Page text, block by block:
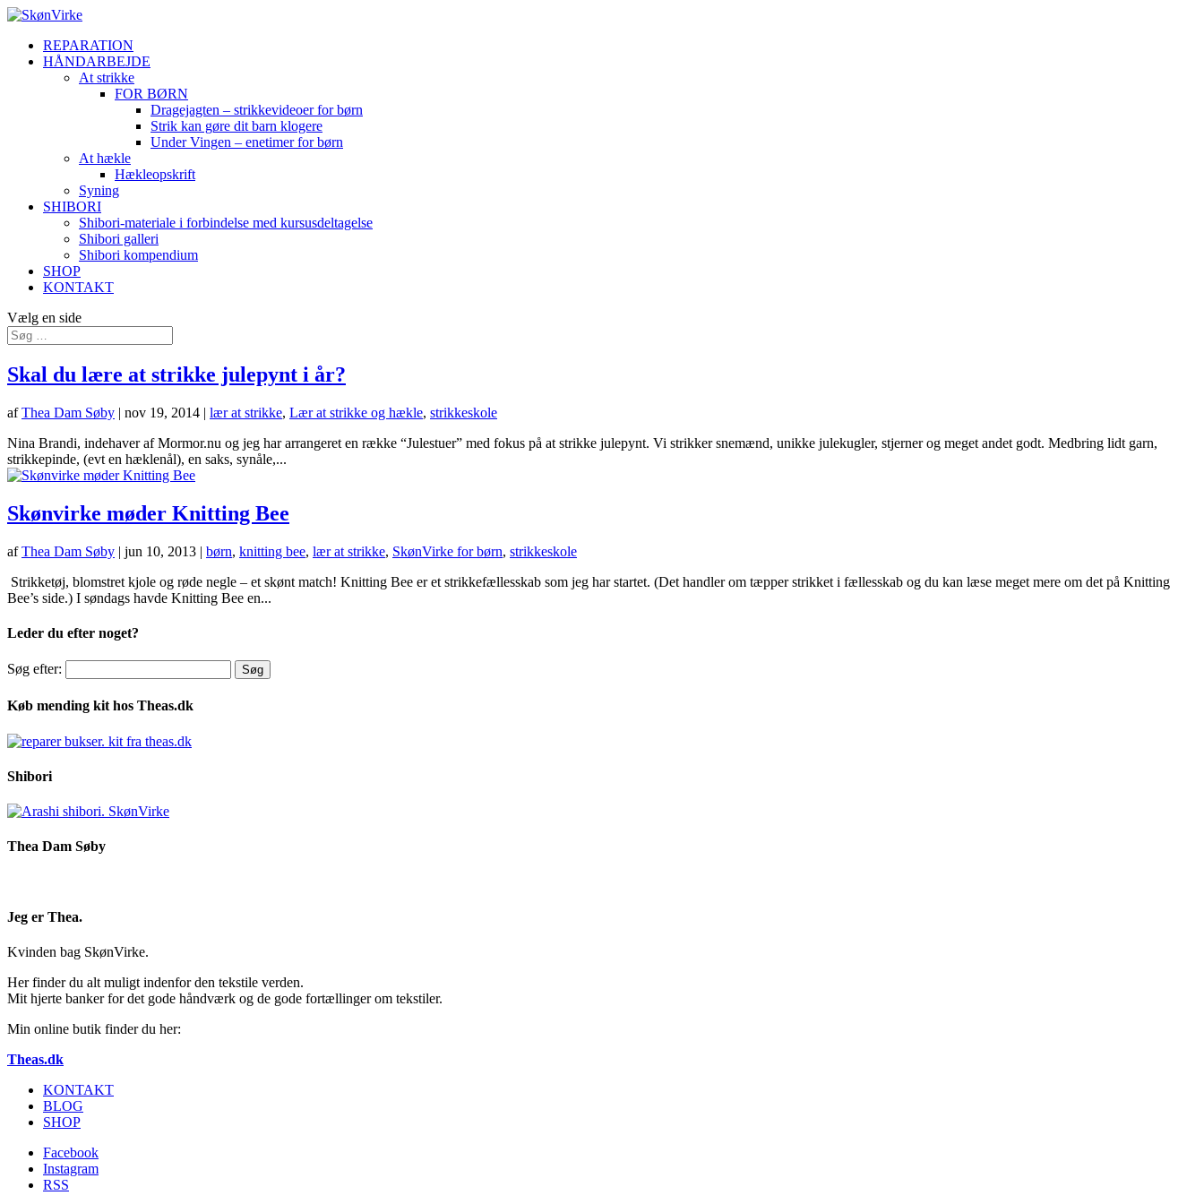
REPARATION
HÅNDARBEJDE
At strikke
FOR BØRN
Dragejagten – strikkevideoer for børn
Strik kan gøre dit barn klogere
Under Vingen – enetimer for børn
At hækle
Hækleopskrift
Syning
SHIBORI
Shibori-materiale i forbindelse med kursusdeltagelse
Shibori galleri
Shibori kompendium
SHOP
KONTAKT
Vælg en side
Skal du lære at strikke julepynt i år?
afThea Dam Søby | nov 19, 2014 | lær at strikke, Lær at strikke og hækle, strikkeskole
Nina Brandi, indehaver af Mormor.nu og jeg har arrangeret en række “Julestuer” med fokus på at strikke julepynt. Vi strikker snemænd, unikke julekugler, stjerner og meget andet godt. Medbring lidt garn,
strikkepinde, (evt en hæklenål), en saks, synåle,...
Skønvirke møder Knitting Bee
afThea Dam Søby | jun 10, 2013 | børn, knitting bee, lær at strikke, SkønVirke for børn, strikkeskole
Strikketøj, blomstret kjole og røde negle – et skønt match! Knitting Bee er et strikkefællesskab som jeg har startet. (Det handler om tæpper strikket i fællesskab og du kan læse meget mere om det på Knitting
Bee’s side.) I søndags havde Knitting Bee en...
Leder du efter noget?
Søg efter:
Køb mending kit hos Theas.dk
Shibori
Thea Dam Søby
Jeg er Thea.
Kvinden bag SkønVirke.
Her finder du alt muligt indenfor den tekstile verden.
Mit hjerte banker for det gode håndværk og de gode fortællinger om tekstiler.
Min online butik finder du her:
Theas.dk
KONTAKT
BLOG
SHOP
Facebook
Instagram
RSS